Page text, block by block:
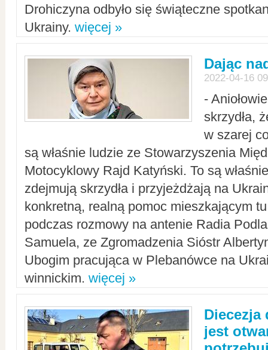
Drohiczyna odbyło się świąteczne
Ukrainy. więcej »
Dając
2022-04-16
-
skrzydła,
w szarej
są właśnie ludzie ze Stowarzyszenia
Motocyklowy Rajd Katyński. To są
zdejmują skrzydła i przyjeżdżają na
konkretną, realną pomoc mieszkającym
podczas rozmowy na antenie Radia
Samuela, ze Zgromadzenia Sióstr
Ubogim pracująca w Plebanówce na
winnickim. więcej »
Diecezja
jest